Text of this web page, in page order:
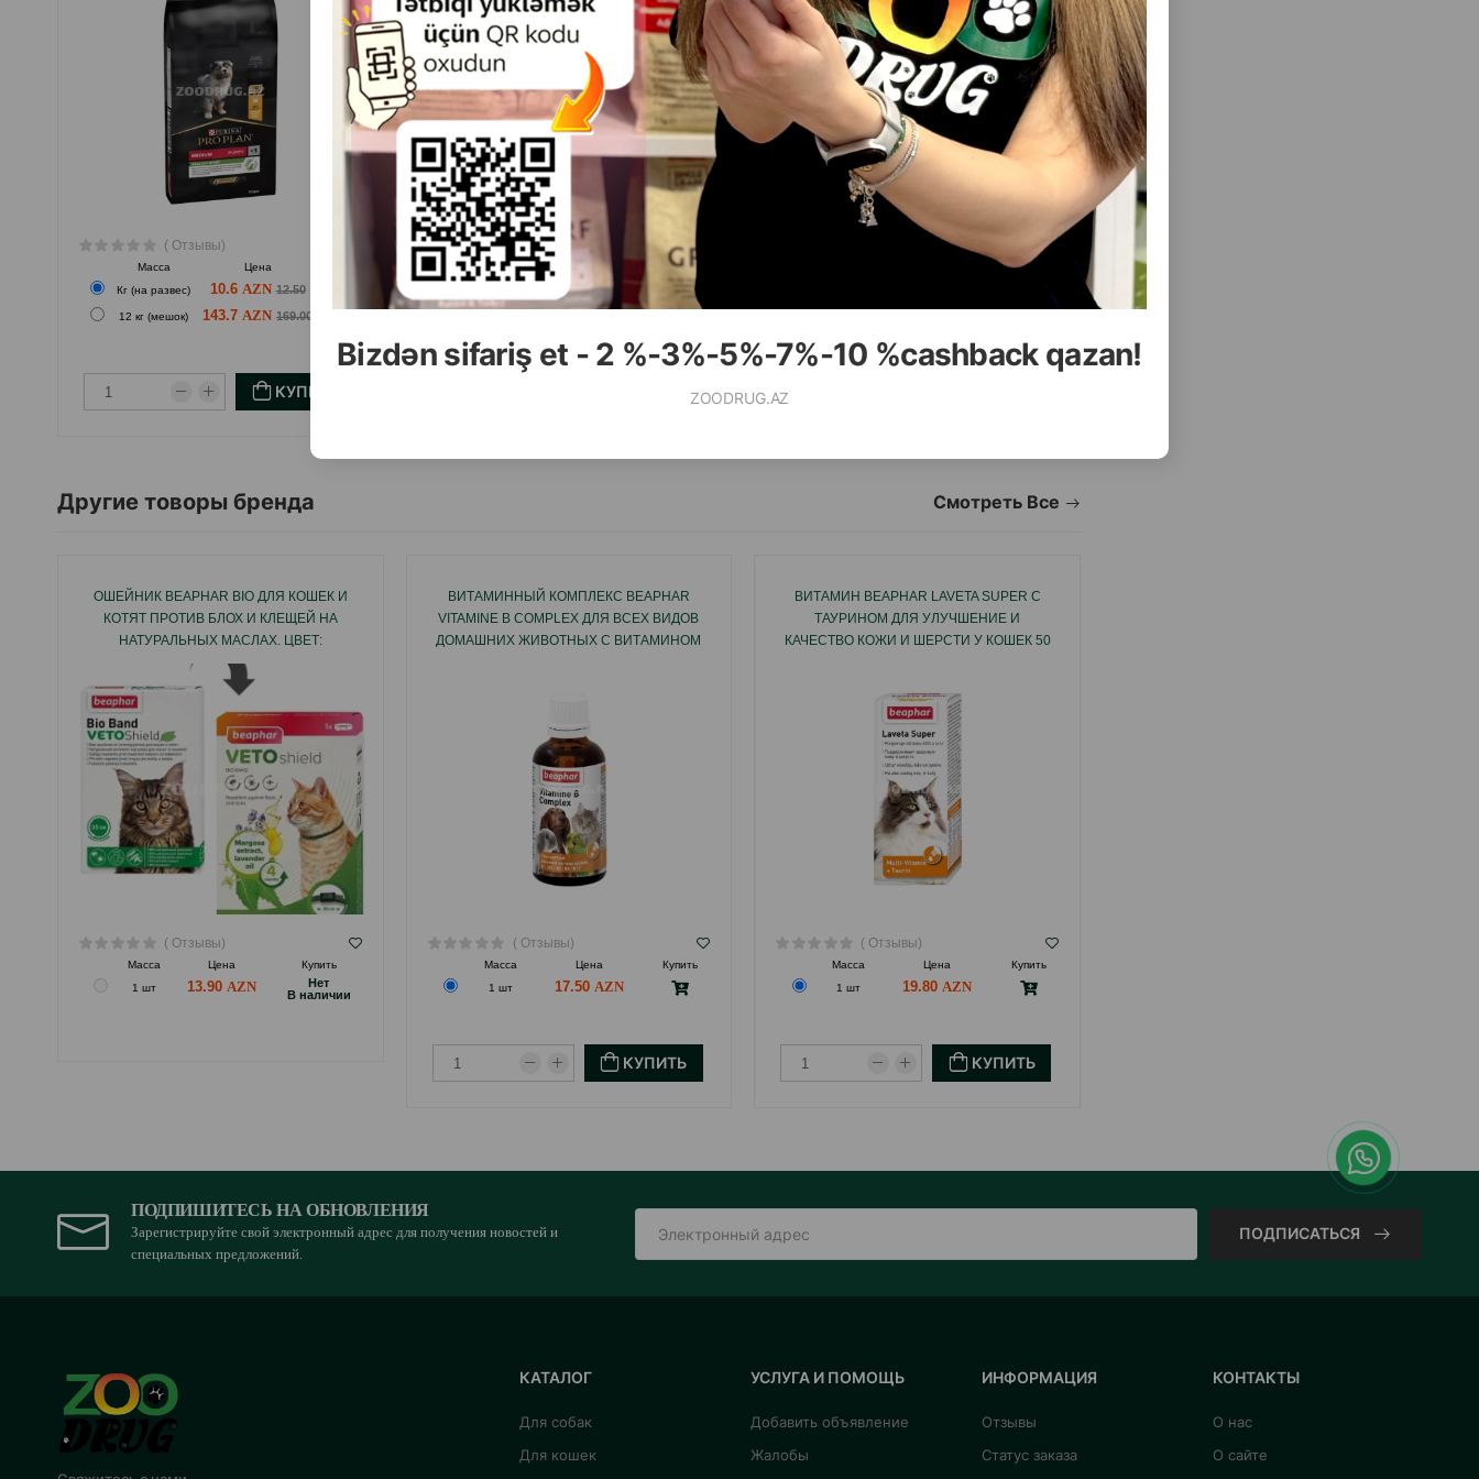
Bizdən sifariş et - 2 %-3%-5%-7%-10 %cashback qazan!
ZOODRUG.AZ
для более слабых щенков.
Способ применения:
Смешайте Lactol Puppy Milk c горячей (но не кипящей) водой и помешивайте до полного растворения. Позвольте смеси
остыть до температуры 38° C. Животные постарше могут предпочесть пить смесь в холодном виде. Настоятельно
рекомендуется использование набора для кормления Beaphar Feeding Set или шприцев для вскармливания Beaphar, все
предметы должны быть всегда стерильны, особенно при использовании для молодых животных. Готовая молочная
смесь Lactol Puppy Milk смесь может храниться в холодильнике не более 24 часов.
( Отзывы)
Масса Цена
Кг (на развес)
10.6 12.50
12 кг (мешок) 143.7 169.00
КУПИТЬ
( Отзывы)
Масса Цена
Купить
7.50
ИНДЕЙКА И БУРЫЙ РИС.
Купить
Другие товоры бренда Смотреть Все
ОШЕЙНИК BEAPHAR BIO ДЛЯ КОШЕК И
КОТЯТ ПРОТИВ БЛОХ И КЛЕЩЕЙ НА
НАТУРАЛЬНЫХ МАСЛАХ. ЦВЕТ:
ЗЕЛЕНЫЙ. ДЛИНА: 35 СМ.
( Отзывы)
Масса Цена
Купить
1 шт
13.90
Hет
B наличии
ВИТАМИННЫЙ КОМПЛЕКС BEAPHAR
VITAMINE B COMPLEX ДЛЯ ВСЕХ ВИДОВ
ДОМАШНИХ ЖИВОТНЫХ С ВИТАМИНОМ
( Отзывы)
Масса Цена
Купить
1 шт
17.50
КУПИТЬ
ВИТАМИН BEAPHAR LAVETA SUPER С
ТАУРИНОМ ДЛЯ УЛУЧШЕНИЕ И
КАЧЕСТВО КОЖИ И ШЕРСТИ У КОШЕК 50
( Отзывы)
Масса Цена
Купить
1 шт
19.80
КУПИТЬ
ПОДПИШИТЕСЬ НА ОБНОВЛЕНИЯ
Зарегистрируйте свой электронный адрес для получения новостей и
специальных предложений.
ПОДПИСАТЬСЯ
КАТАЛОГ
Для собак
Для кошек
УСЛУГА И ПОМОЩЬ
Добавить объявление
Жалобы
ИНФОРМАЦИЯ
Отзывы
Статус заказа
КОНТАКТЫ
О нас
О сайте